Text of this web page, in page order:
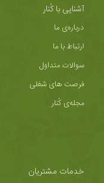
آشنایی با کُنار
درباره‌ی ما
ارتباط با ما
سوالات متداول
فرصت های شغلی
مجله‌ی کُنار
خدمات مشتریان